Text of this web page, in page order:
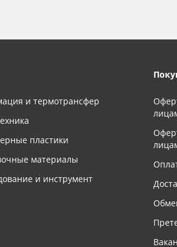
и термотрансфер
пластики
материалы
и инструмент